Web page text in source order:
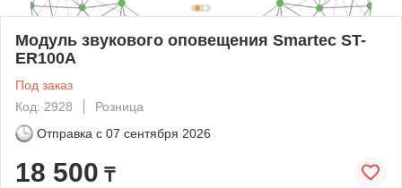
Модуль звукового оповещения Smartec ST-
ER100A
Под заказ
Код: 2928
Розница
Отправка с 07 сентября 2026
18 500 ₸